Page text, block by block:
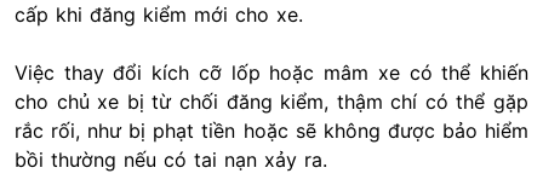
cấp khi đăng kiểm mới cho xe.
Việc thay đổi kích cỡ lốp hoặc mâm xe có thể khiến
cho chủ xe bị từ chối đăng kiểm, thậm chí có thể gặp
rắc rối, như bị phạt tiền hoặc sẽ không được bảo hiểm
bồi thường nếu có tai nạn xảy ra.